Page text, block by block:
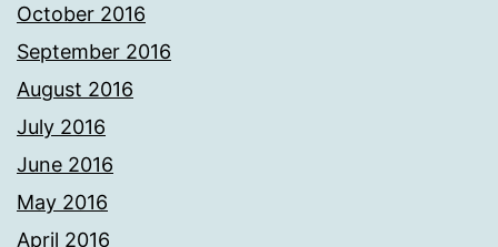
October 2016
September 2016
August 2016
July 2016
June 2016
May 2016
April 2016